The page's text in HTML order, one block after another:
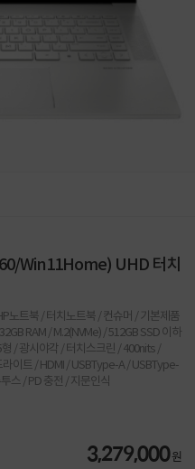
Win11Home) UHD 터치
노트북 / 터치노트북 / 컨슈머 / 기본제품
RAM / M.2(NVMe) / 512GB SSD 이하
/ 광시야각 / 터치스크린 / 400nits /
이트 / HDMI / USBType-A / USBType-
스 / PD 충전 / 지문인식
3,279,000원